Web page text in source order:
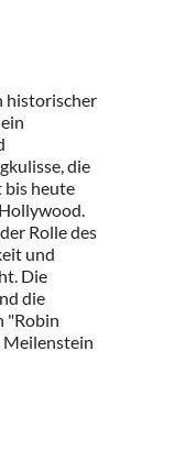
historischer
die
bis heute
Rolle des
und
Die
die
"Robin
Meilenstein